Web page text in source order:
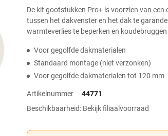
De kit gootstukken Pro+ is voorzien van
tussen het dakvenster en het dak te
warmteverlies te beperken en
Voor gegolfde dakmaterialen
Standaard montage (niet verzonken)
Voor gegolfde dakmaterialen tot 120 mm
Artikelnummer
44771
Beschikbaarheid: Bekijk filiaalvoorraad